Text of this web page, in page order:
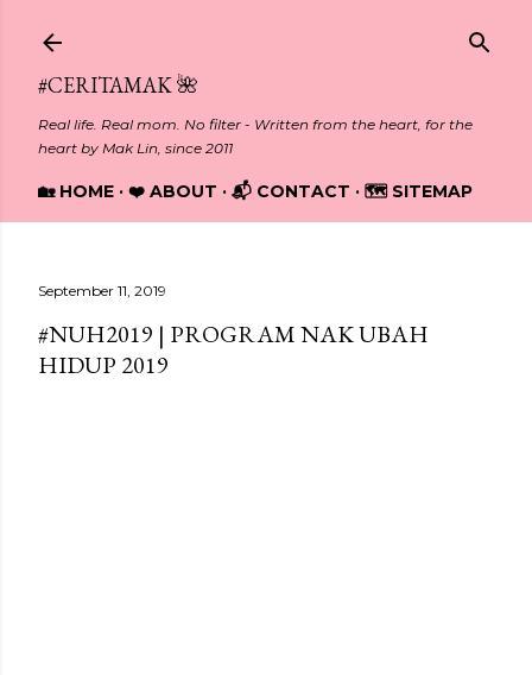
#CERITAMAK 🌺
Real life. Real mom. No filter - Written from the heart, for the
heart by Mak Lin, since 2011
🏡 HOME ❤️ ABOUT 📬 CONTACT 🗺️ SITEMAP
September 11, 2019
#NUH2019 | PROGRAM NAK UBAH
HIDUP 2019